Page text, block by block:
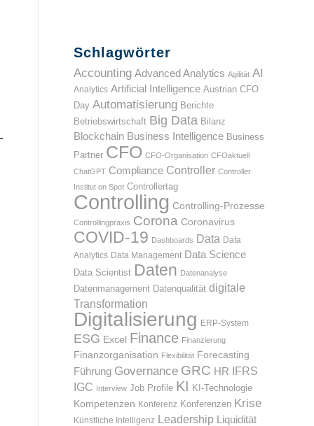
Schlagwörter
Accounting Advanced Analytics Agilität AI
Analytics Artificial Intelligence Austrian CFO
Day Automatisierung Berichte
Betriebswirtschaft Big Data Bilanz
Blockchain Business Intelligence Business
Partner CFO CFO-Organisation CFOaktuell
ChatGPT Compliance Controller Controller
Institut on Spot Controllertag
Controlling Controlling-Prozesse
Controllingpraxis Corona Coronavirus
COVID-19 Dashboards Data Data
Analytics Data Management Data Science
Data Scientist Daten Datenanalyse
Datenmanagement Datenqualität digitale
Transformation
Digitalisierung ERP-System
ESG Excel Finance Finanzierung
Finanzorganisation Flexibilität Forecasting
Führung Governance GRC HR IFRS
IGC Interview Job Profile KI KI-Technologie
Kompetenzen Konferenz Konferenzen Krise
Künstliche Intelligenz Leadership Liquidität